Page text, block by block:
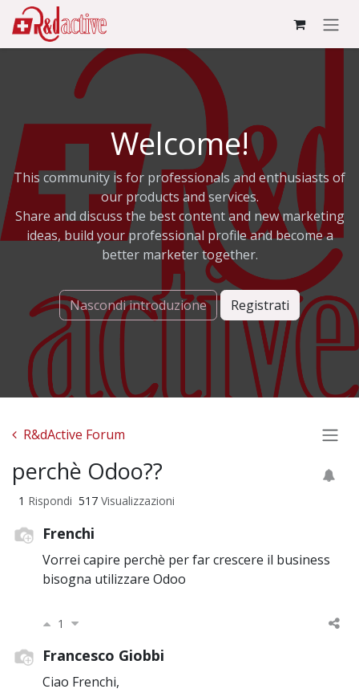
Passa al contenuto
Welcome!
This community is for professionals and enthusiasts of
our products and services.
Share and discuss the best content and new marketing
ideas, build your professional profile and become a
better marketer together.
Nascondi introduzione Registrati
R&dActive Forum
perchè Odoo??
1 Rispondi 517 Visualizzazioni
Frenchi
Vorrei capire perchè per far crescere il business
bisogna utilizzare Odoo
1
Francesco Giobbi
Ciao Frenchi,